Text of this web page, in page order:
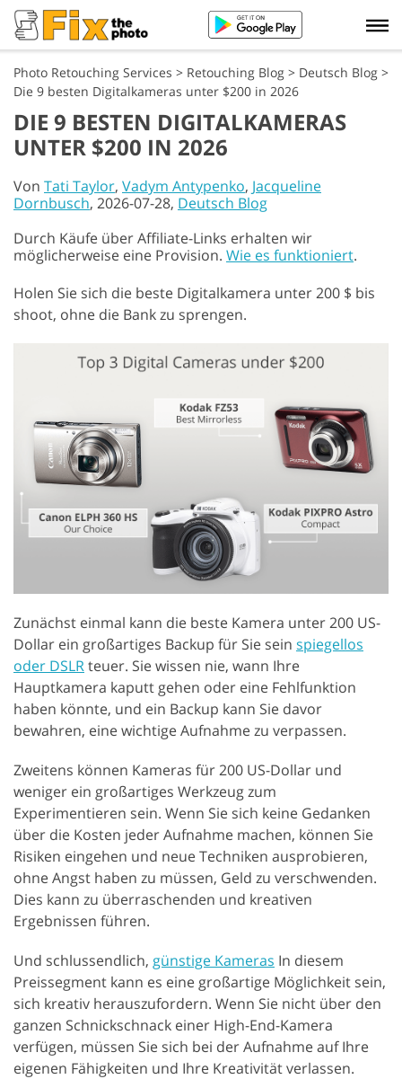
Photo Retouching Services > Retouching Blog > Deutsch Blog >
Die 9 besten Digitalkameras unter $200 in 2026
DIE 9 BESTEN DIGITALKAMERAS
UNTER $200 IN 2026
Von Tati Taylor, Vadym Antypenko, Jacqueline
Dornbusch, 2026-07-28, Deutsch Blog
Durch Käufe über Affiliate-Links erhalten wir
möglicherweise eine Provision. Wie es funktioniert.
Holen Sie sich die beste Digitalkamera unter 200 $ bis
shoot, ohne die Bank zu sprengen.
Zunächst einmal kann die beste Kamera unter 200 US-
Dollar ein großartiges Backup für Sie sein spiegellos
oder DSLRteuer. Sie wissen nie, wann Ihre
Hauptkamera kaputt gehen oder eine Fehlfunktion
haben könnte, und ein Backup kann Sie davor
bewahren, eine wichtige Aufnahme zu verpassen.
Zweitens können Kameras für 200 US-Dollar und
weniger ein großartiges Werkzeug zum
Experimentieren sein. Wenn Sie sich keine Gedanken
über die Kosten jeder Aufnahme machen, können Sie
Risiken eingehen und neue Techniken ausprobieren,
ohne Angst haben zu müssen, Geld zu verschwenden.
Dies kann zu überraschenden und kreativen
Ergebnissen führen.
Und schlussendlich, günstige Kameras In diesem
Preissegment kann es eine großartige Möglichkeit sein,
sich kreativ herauszufordern. Wenn Sie nicht über den
ganzen Schnickschnack einer High-End-Kamera
verfügen, müssen Sie sich bei der Aufnahme auf Ihre
eigenen Fähigkeiten und Ihre Kreativität verlassen.